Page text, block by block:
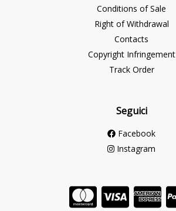
Conditions of Sale
Right of Withdrawal
Contacts
Copyright Infringement
Track Order
Seguici
Facebook
Instagram